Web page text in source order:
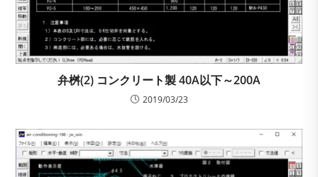
弁桝(2) コンクリート製 40A以下～200A
2019/03/23